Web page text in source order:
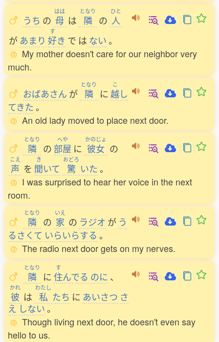
うち の
はは
母 は
となり
隣 の
ひと
人
が あまり
す
好き で は ない。
My mother doesn't care for our neighbor very
much.
おばあさん が
となり
隣 に
こ
越し
てきた。
An old lady moved to place next door.
となり
隣 の
へや
部屋 に
かのじょ
彼女 の
こえ
声 を
き
聞いて
おどろ
驚 いた。
I was surprised to hear her voice in the next
room.
となり
隣 の
いえ
家 の ラジオ が う
るさくて いらいらする 。
The radio next door gets on my nerves.
となり
隣 に
す
住んでる のに 、
かれ
彼 は
わたし
私 たち に あいさつ さ
え しない。
Though living next door, he doesn't even say
hello to us.